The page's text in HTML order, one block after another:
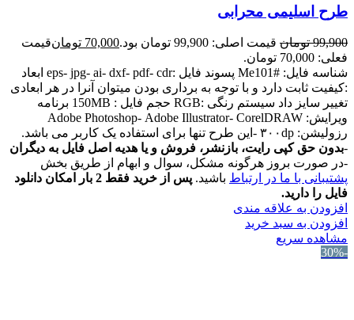
طرح اسلیمی محرابی
99,900 تومان قیمت اصلی: 99,900 تومان بود. 70,000 تومانقیمت
فعلی: 70,000 تومان.
شناسه فایل: #Me101 پسوند فایل :eps- jpg- ai- dxf- pdf- cdr ابعاد
:کیفیت ثابت دارد و با توجه به برداری بودن میتوان آنرا در هر ابعادی
تغییر سایز داد سیستم رنگی :RGB حجم فایل : 150MB برنامه
ویرایش: Adobe Photoshop- Adobe Illustrator- CorelDRAW
رزولیشن: ۳۰۰dp -این طرح تنها برای استفاده یک کاربر می باشد.
-بدون حق کپی رایت، بازنشر، فروش و یا هدیه اصل فایل به دیگران
-در صورت بروز هرگونه مشکل، سوال و ابهام از طریق بخش
پشتیبانی با ما در ارتباط باشید.
پس از خرید فقط 2 بار امکان دانلود
فایل را دارید.
افزودن به علاقه مندی
افزودن به سبد خرید
مشاهده سریع
-30%